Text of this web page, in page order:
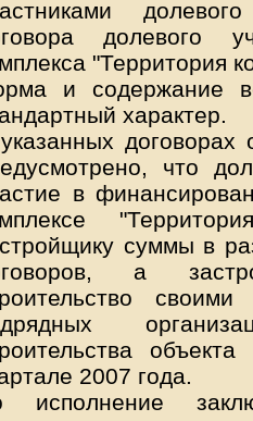
долевого
"Территория
и содержание
характер.
договорах
что
в
суммы в
а
2007 года.
исполнение